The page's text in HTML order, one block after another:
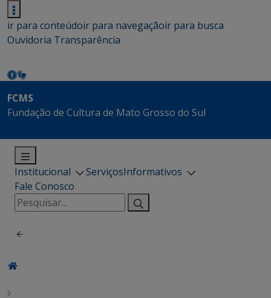
ir para conteúdoir para navegaçãoir para busca
Ouvidoria Transparência
FCMS
Fundação de Cultura de Mato Grosso do Sul
Institucional ServiçosInformativos
Fale Conosco
Pesquisar
por: